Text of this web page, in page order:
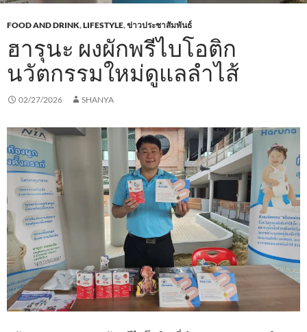
FOOD AND DRINK,LIFESTYLE,ข่าวประชาสัมพันธ์
ฮารุนะ ผงผักพรีไบโอติก
นวัตกรรมใหม่ดูแลลำไส้
02/27/2026 SHANYA